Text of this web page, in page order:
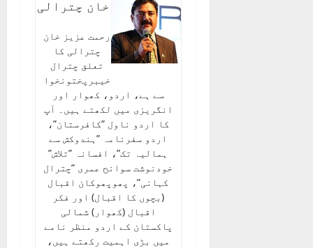
خان چترالی
رحمت عزیز خان
چترالی کا
تعلق چترال
خیبرپختونخوا
سے ہے، اردو، کھوار اور
انگریزی میں لکھتے ہیں۔ آپ
کا اردو ناول ”کافرستان”،
اردو سفرنامہ ”ہندوکش سے
ہمالیہ تک”، افسانہ ”تلاش”
خودنوشت سوانح عمری ”چترال
کہانی”، پھوپھوکان اقبال
(بچوں کا اقبال) اور فکر
اقبال (کھوار) شمالی
پاکستان کے اردو منظر نامے
میں بڑی اہمیت رکھتے ہیں،